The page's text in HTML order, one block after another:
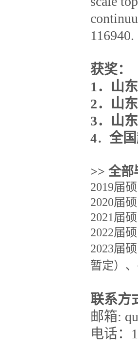
116940.
获奖：
1． 山
2． 山
3． 山
4． 全
>> 全部
2019届
2020届
2021 届
2022届
2023届
暂定）、
联系方
邮箱:
电话：